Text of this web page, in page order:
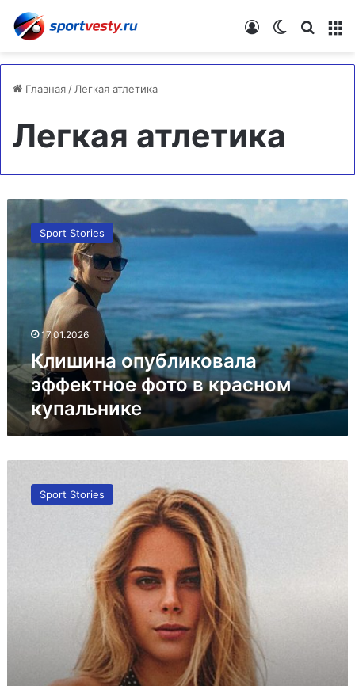
Switch skin
Войти
Главная / Легкая атлетика
Легкая атлетика
Клишина
опубликовала
эффектное
фото
красном
купальнике
Sport Stories
17.01.2026
Клишина опубликовала
эффектное фото в красном
купальнике
покорит
любуюSport Stories